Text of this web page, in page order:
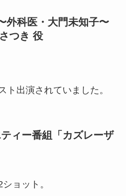
外科医・大門未知子〜
つき 役
ト出演されていました。
ィー番組「カズレーザ
ョット。